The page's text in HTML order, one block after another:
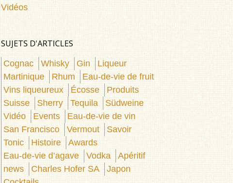
Vidéos
SUJETS D'ARTICLES
Cognac Whisky Gin
Liqueur
Martinique
Rhum
Eau-de-vie de fruit
Vins liqueureux
Écosse
Produits
Suisse
Sherry Tequila
Südweine
Vidéo
Events
Eau-de-vie de vin
San Francisco
Vermout
Savoir
Tonic
Histoire
Awards
Eau-de-vie d’agave
Vodka
Apéritif
news
Charles Hofer SA
Japon